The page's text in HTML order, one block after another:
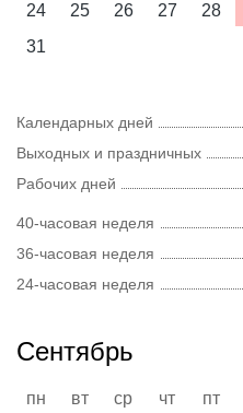
24
25 26 27 28
31
Календарных дней
Выходных и праздничных
Рабочих дней
40-часовая неделя
36-часовая неделя
24-часовая неделя
Сентябрь
пн вт ср чт пт